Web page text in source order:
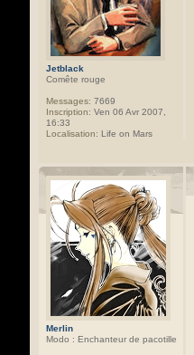
Jetblack
Comête rouge
Messages: 7669
Inscription: Ven 06 Avr 2007,
16:33
Localisation: Life on Mars
Merlin
Modo : Enchanteur de pacotille